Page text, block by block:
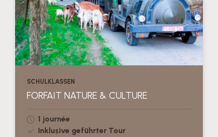
SCHULKLASSEN
FORFAIT NATURE & CULTURE
1 journée
Inklusive geführter Tour